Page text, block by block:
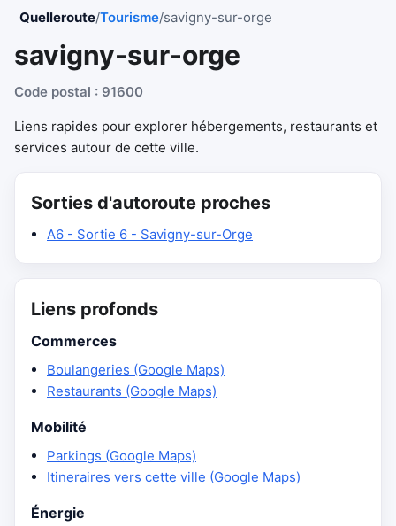
Quelleroute/Tourisme/savigny-sur-orge
savigny-sur-orge
Code postal : 91600
Liens rapides pour explorer hébergements, restaurants et
services autour de cette ville.
Sorties d'autoroute proches
A6 - Sortie 6 - Savigny-sur-Orge
Liens profonds
Commerces
Boulangeries (Google Maps)
Restaurants (Google Maps)
Mobilité
Parkings (Google Maps)
Itineraires vers cette ville (Google Maps)
Énergie